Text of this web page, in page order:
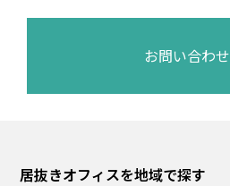
お問い合わせ
居抜きオフィスを地域で探す